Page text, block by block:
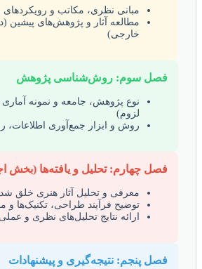
مبانی نظری، مکاتب و رویکردهای
مطالعه آثار و پژوهش‌های پیشین
خارجی)
فصل سوم: روش‌شناسی پژوهش
نوع پژوهش، جامعه و نمونه
لزوم)
روش و ابزار جمع‌آوری اطلاعات،
فصل چهارم: تحلیل و یافته‌ها (بخش
معرفی و تحلیل آثار هنری خلق
توضیح فرآیند طراحی، تکنیک‌ها و
ارائه نتایج تحلیل‌های نظری و عملی
فصل پنجم: نتیجه‌گیری و پیشنهادات